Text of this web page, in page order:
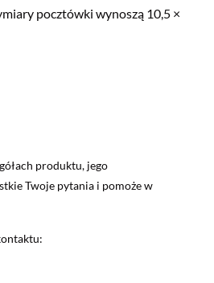
pocztówki wynoszą 10,5 ×
produktu, jego
Twoje pytania i pomoże w